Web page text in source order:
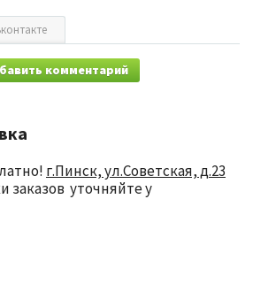
комментарий
г.Пинск, ул.Советская, д.23
заказов уточняйте у